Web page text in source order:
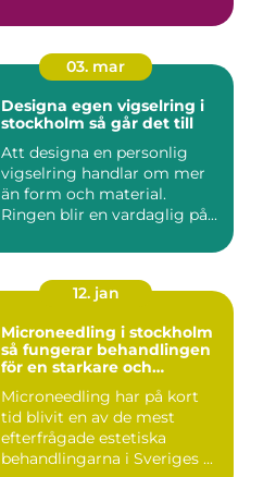
03. mar
Designa egen vigselring i
stockholm så går det till
Att designa en personlig
vigselring handlar om mer
än form och material.
Ringen blir en vardaglig på...
12. jan
Microneedling i stockholm
så fungerar behandlingen
för en starkare och
Microneedling har på kort
tid blivit en av de mest
efterfrågade estetiska
behandlingarna i Sveriges ...